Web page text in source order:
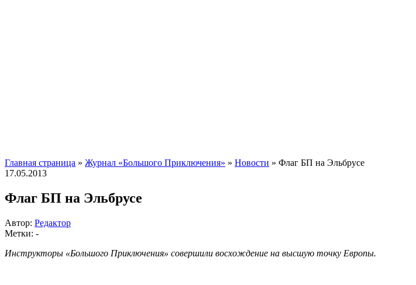
Главная страница » Журнал «Большого Приключения» » Новости » Флаг БП на Эльбрусе
17.05.2013
Флаг БП на Эльбрусе
Автор: Редактор
Метки: -
Инструкторы «Большого Приключения» совершили восхождение на высшую точку Европы.